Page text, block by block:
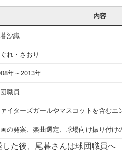
内容
沙織
れ・さおり
年～2013年
職員
イターズガールやマスコットを含むエ
の発案、楽曲選定、球場向け振り付け
た後、尾暮さんは球団職員へ